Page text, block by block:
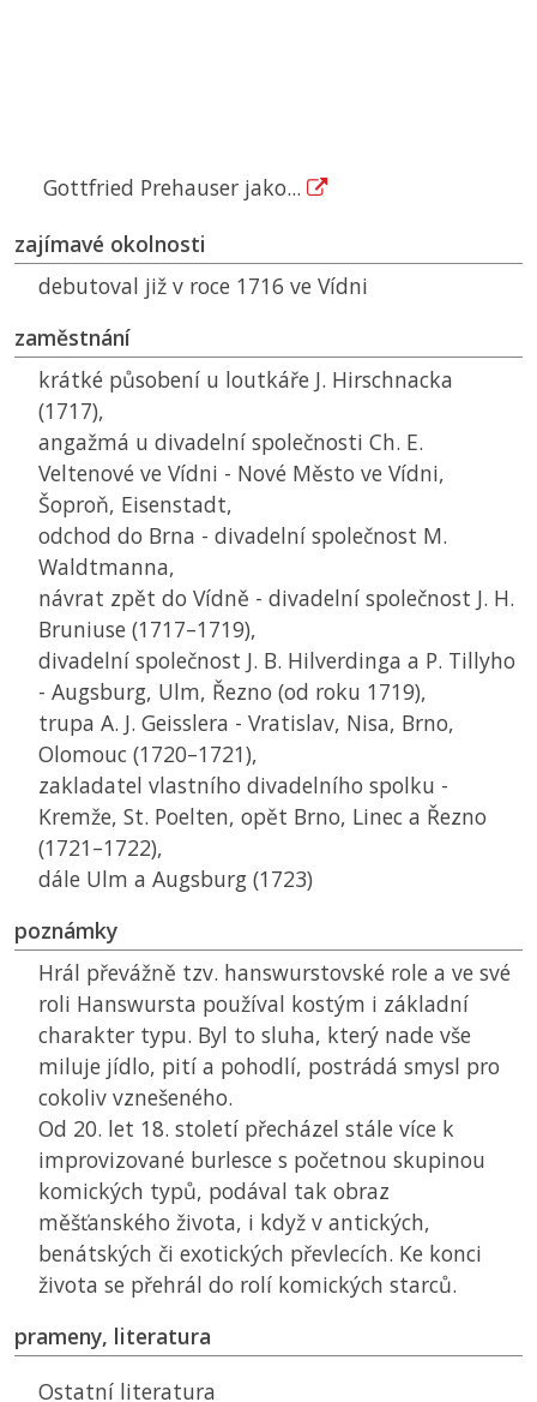
Gottfried Prehauser jako...
zajímavé okolnosti
debutoval již v roce 1716 ve Vídni
zaměstnání
krátké působení u loutkáře J. Hirschnacka
(1717),
angažmá u divadelní společnosti Ch. E.
Veltenové ve Vídni - Nové Město ve Vídni,
Šoproň, Eisenstadt,
odchod do Brna - divadelní společnost M.
Waldtmanna,
návrat zpět do Vídně - divadelní společnost J. H.
Bruniuse (1717–1719),
divadelní společnost J. B. Hilverdinga a P. Tillyho
- Augsburg, Ulm, Řezno (od roku 1719),
trupa A. J. Geisslera - Vratislav, Nisa, Brno,
Olomouc (1720–1721),
zakladatel vlastního divadelního spolku -
Kremže, St. Poelten, opět Brno, Linec a Řezno
(1721–1722),
dále Ulm a Augsburg (1723)
poznámky
Hrál převážně tzv. hanswurstovské role a ve své
roli Hanswursta používal kostým i základní
charakter typu. Byl to sluha, který nade vše
miluje jídlo, pití a pohodlí, postrádá smysl pro
cokoliv vznešeného.
Od 20. let 18. století přecházel stále více k
improvizované burlesce s početnou skupinou
komických typů, podával tak obraz
měšťanského života, i když v antických,
benátských či exotických převlecích. Ke konci
života se přehrál do rolí komických starců.
prameny, literatura
Ostatní literatura